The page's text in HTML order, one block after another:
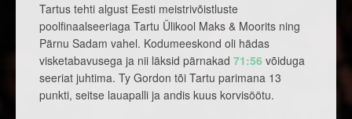
Tartus tehti algust Eesti meistrivõistluste
poolfinaalseeriaga Tartu Ülikool Maks & Moorits ning
Pärnu Sadam vahel. Kodumeeskond oli hädas
visketabavusega ja nii läksid pärnakad 71:56 võiduga
seeriat juhtima. Ty Gordon tõi Tartu parimana 13
punkti, seitse lauapalli ja andis kuus korvisöötu.